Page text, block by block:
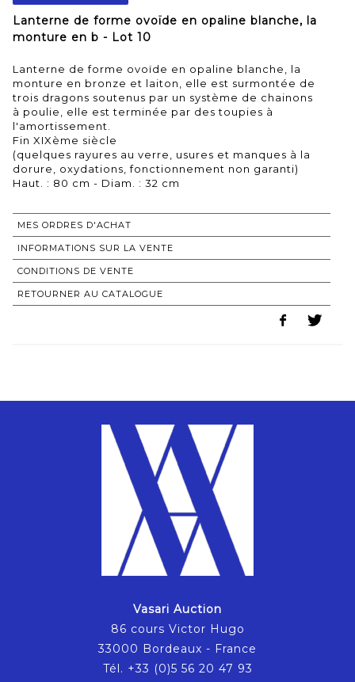
Lanterne de forme ovoïde en opaline blanche, la
monture en b - Lot 10
Lanterne de forme ovoïde en opaline blanche, la
monture en bronze et laiton, elle est surmontée de
trois dragons soutenus par un système de chainons
à poulie, elle est terminée par des toupies à
l'amortissement.
Fin XIXème siècle
(quelques rayures au verre, usures et manques à la
dorure, oxydations, fonctionnement non garanti)
Haut. : 80 cm - Diam. : 32 cm
MES ORDRES D'ACHAT
INFORMATIONS SUR LA VENTE
CONDITIONS DE VENTE
RETOURNER AU CATALOGUE
Vasari Auction
86 cours Victor Hugo
33000 Bordeaux - France
Tél. +33 (0)5 56 20 47 93